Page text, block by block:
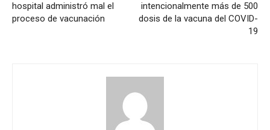
hospital administró mal el
proceso de vacunación
intencionalmente más de 500
dosis de la vacuna del COVID-
19